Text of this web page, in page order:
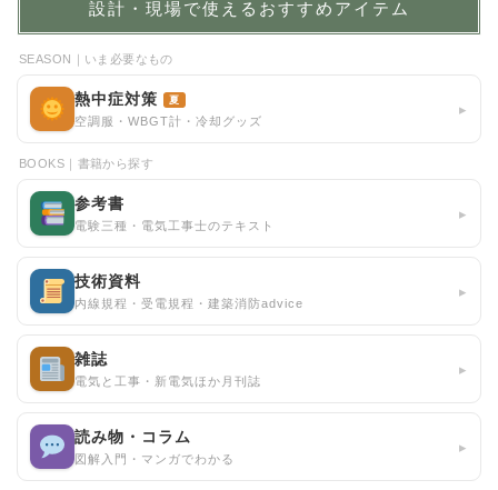
設計・現場で使えるおすすめアイテム
SEASON｜いま必要なもの
熱中症対策 夏
空調服・WBGT計・冷却グッズ
▸
BOOKS｜書籍から探す
参考書
電験三種・電気工事士のテキスト
▸
技術資料
内線規程・受電規程・建築消防advice
▸
雑誌
電気と工事・新電気ほか月刊誌
▸
読み物・コラム
図解入門・マンガでわかる
▸